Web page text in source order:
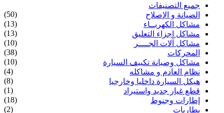
جميع التصنيفات
الصيانة و الإصلاح
(50)
مشاكل الكهربــاء
(13)
مشاكل اجزاء التعليق
(13)
مشاكل آلات الجــــر
(10)
المحركات
(38)
مشاكل وصيانة تكييف السيارة
(10)
نظام العادم و مشاكله
(4)
هيكل السيارة داخليا وخارجيا
(8)
قطع غيار جديد واستيراد
(1)
إطارات وجنوط
(18)
بطاريات
(2)